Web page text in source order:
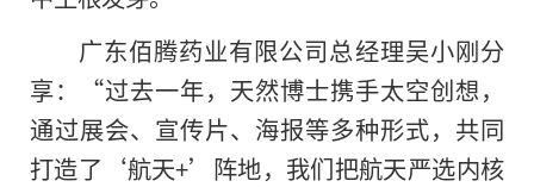
广东佰腾药业有限公司总经理吴小刚分
享：“过去一年，天然博士携手太空创想，
通过展会、宣传片、海报等多种形式，共同
打造了‘航天+’阵地，我们把航天严选内核